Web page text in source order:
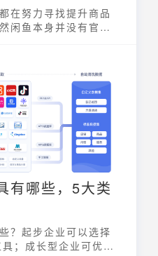
在努力寻找提升商品
闲鱼本身并没有官方
参谋的数据分析功
，能够帮助卖家更精
选品策略，并在激烈
有哪些，5大类
？起步企业可以选择
；成长型企业可优先